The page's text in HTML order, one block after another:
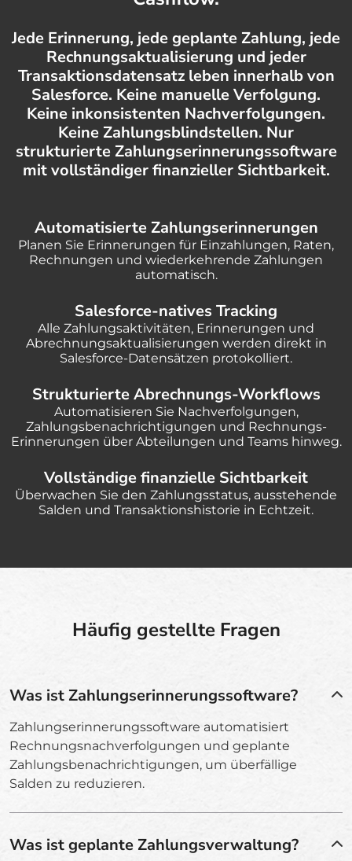
Jede Erinnerung, jede geplante Zahlung, jede
Rechnungsaktualisierung und jeder
Transaktionsdatensatz leben innerhalb von
Salesforce. Keine manuelle Verfolgung.
Keine inkonsistenten Nachverfolgungen.
Keine Zahlungsblindstellen. Nur
strukturierte Zahlungserinnerungssoftware
mit vollständiger finanzieller Sichtbarkeit.
Automatisierte Zahlungserinnerungen
Planen Sie Erinnerungen für Einzahlungen, Raten,
Rechnungen und wiederkehrende Zahlungen
automatisch.
Salesforce-natives Tracking
Alle Zahlungsaktivitäten, Erinnerungen und
Abrechnungsaktualisierungen werden direkt in
Salesforce-Datensätzen protokolliert.
Strukturierte Abrechnungs-Workflows
Automatisieren Sie Nachverfolgungen,
Zahlungsbenachrichtigungen und Rechnungs-
Erinnerungen über Abteilungen und Teams hinweg.
Vollständige finanzielle Sichtbarkeit
Überwachen Sie den Zahlungsstatus, ausstehende
Salden und Transaktionshistorie in Echtzeit.
Häufig gestellte Fragen
Was ist Zahlungserinnerungssoftware?
Zahlungserinnerungssoftware automatisiert
Rechnungsnachverfolgungen und geplante
Zahlungsbenachrichtigungen, um überfällige
Salden zu reduzieren.
Was ist geplante Zahlungsverwaltung?